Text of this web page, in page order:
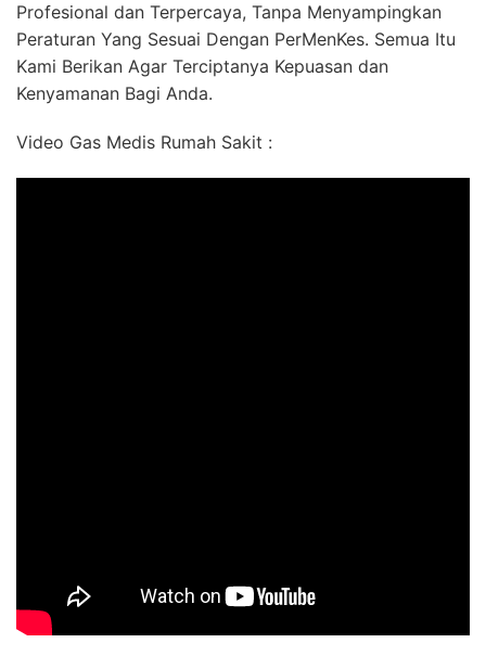
Profesional dan Terpercaya, Tanpa Menyampingkan
Peraturan Yang Sesuai Dengan PerMenKes. Semua Itu
Kami Berikan Agar Terciptanya Kepuasan dan
Kenyamanan Bagi Anda.
Video Gas Medis Rumah Sakit :